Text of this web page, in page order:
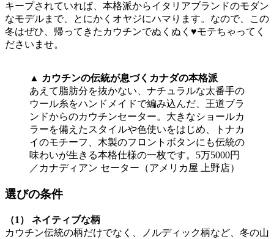
キープされていれば、本格派からイタリアブランドのモダン
なモデルまで、とにかくオヤジにハマります。なので、この
冬はぜひ、帰ってきたカウチンでぬくぬく♥モテちゃってく
ださいませ。
▲ カウチンの伝統が息づくカナダの本格派
あえて脂肪分を抜かない、ナチュラルな太番手の
ウール糸をハンドメイドで編み込んだ、王道ブラ
ンドからのカウチンセーター。大きなショールカ
ラーを備えたスタイルや色使いをはじめ、トナカ
イのモチーフ、木製のフロントボタンにも伝統の
味わいが生きる本格仕様の一枚です。5万5000円
／カナディアン セーター（アメリカ屋 上野店）
選びの条件
（1） ネイティブな柄
カウチン伝統の柄だけでなく、ノルディック柄など、冬の山